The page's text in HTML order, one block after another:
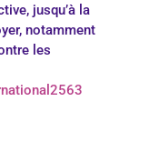
jusqu’à la
notamment
les